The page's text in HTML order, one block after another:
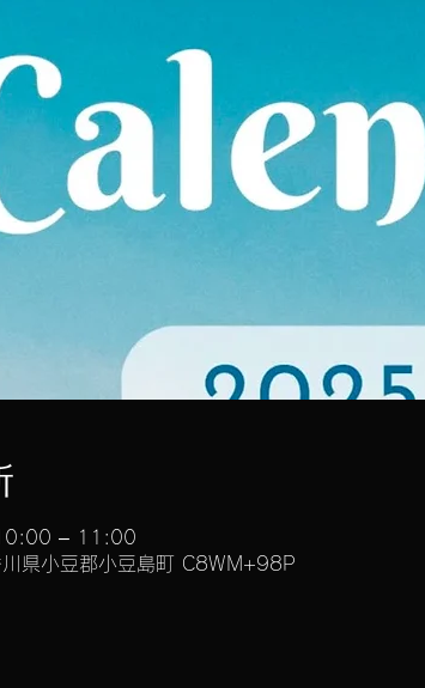
– 11:00
県小豆郡小豆島町 C8WM+98P